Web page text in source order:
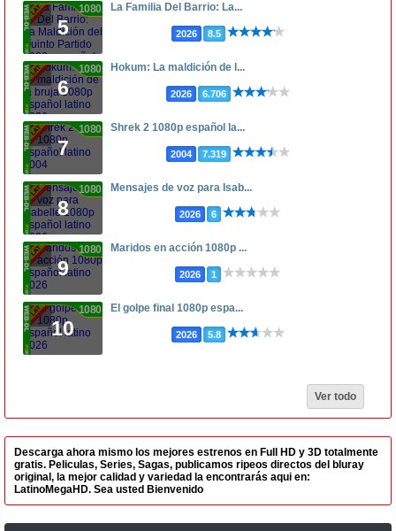
5
1080p La Familia Del Barrio: La...
2026 8.5
6
1080p Hokum: La maldición de l...
2026 6.706
7
1080p Shrek 2 1080p español la...
2004 7.319
8
1080p Mensajes de voz para Isab...
2026 6
9
1080p Maridos en acción 1080p ...
2026 1
10
1080p El golpe final 1080p espa...
2026 5.8
Ver todo
Descarga ahora mismo los mejores estrenos en Full HD y 3D totalmente
gratis. Peliculas, Series, Sagas, publicamos ripeos directos del bluray
original, la mejor calidad y variedad la encontrarás aqui en:
LatinoMegaHD. Sea usted Bienvenido